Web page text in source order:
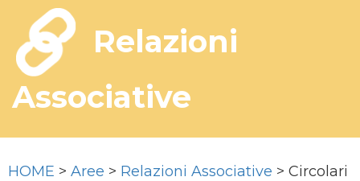
Relazioni
Associative
HOME > Aree > Relazioni Associative > Circolari